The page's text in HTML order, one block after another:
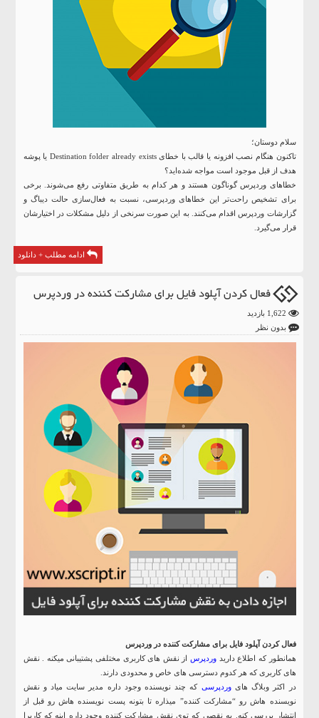
سلام دوستان؛
تاکنون هنگام نصب افزونه یا قالب با
خطای Destination folder already exists یا پوشه
هدف از قبل موجود است مواجه شده‌اید؟
خطاهای وردپرس گوناگون هستند و هر کدام به طریق متفاوتی رفع می‌شوند. برخی
برای تشخیص راحت‌تر این خطاهای وردپرسی، نسبت به فعال‌سازی حالت دیباگ و
گزارشات وردپرس اقدام ‌می‌کنند. به این صورت سرنخی از دلیل مشکلات در اختیارشان
قرار می‌گیرد.
ادامه مطلب + دانلود
فعال کردن آپلود فایل برای مشارکت کننده در وردپرس
بدون نظر
فعال کردن آپلود فایل برای مشارکت کننده در وردپرس
همانطور که اطلاع دارید وردپرس از نقش های کاربری مختلفی پشتیبانی میکنه . نقش
های کاربری که هر کدوم دسترسی های خاص و محدودی دارند.
در اکثر وبلاگ هایوردپرسی که چند نویسنده وجود داره مدیر سایت میاد و نقش
نویسنده هاش رو “مشارکت کننده” میذاره تا بتونه پست نویسنده هاش رو قبل از
انتشار بررسی کنه. یه نقصی که توی نقش مشارکت کننده وجود داره اینه که کاربرا